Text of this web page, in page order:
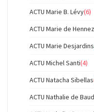
ACTU Marie B. Lévy(6)
ACTU Marie de
ACTU Marie Desjardins
ACTU Michel Santi(4)
ACTU Natacha Sibellas
ACTU Nathalie de